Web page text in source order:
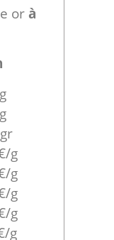
orà
g
g
g
g
g